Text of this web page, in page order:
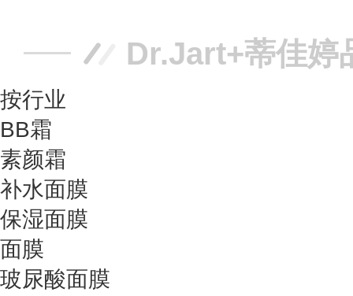
Dr.Jart+蒂佳婷
按行业
BB霜
素颜霜
补水面膜
保湿面膜
面膜
玻尿酸面膜